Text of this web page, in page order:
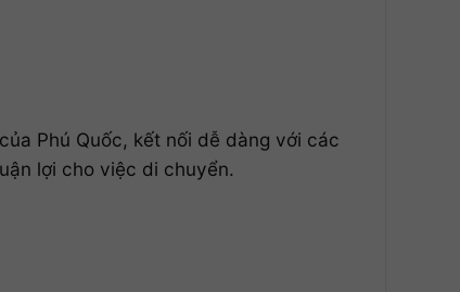
Phú Quốc, kết nối dễ dàng với các
lợi cho việc di chuyển.